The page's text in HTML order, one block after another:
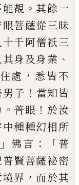
覩 。其餘一
眼菩薩從三昧
十千阿僧祇三
身及身業 、
處 ， 悉皆不
男子 ！ 當知皆
。 普眼 ！ 於汝
中種種幻相所
佛言 ： 「普
賢菩薩祕密
界 ， 而於其